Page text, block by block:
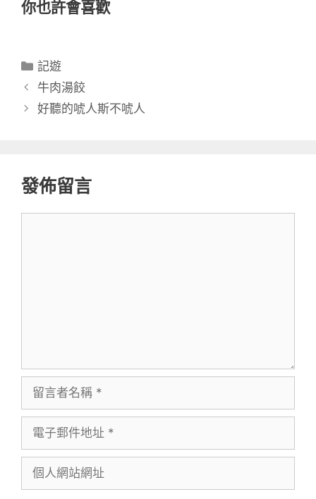
你也許會喜歡
分
類
記遊
牛肉湯餃
好聽的唬人斯不唬人
發佈留言
言
名
子
件
人